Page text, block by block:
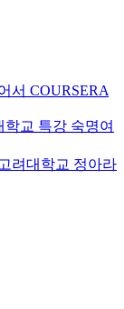
서 COURSERA
학교 특강 숙명여
고려대학교 정아라